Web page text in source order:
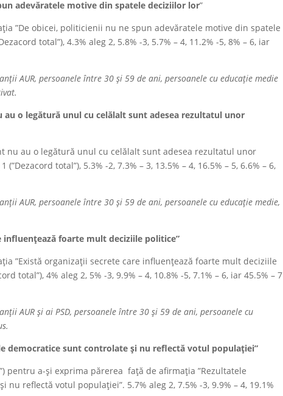
adevăratele motive din spatele deciziilor lor”
”De obicei, politicienii nu ne spun adevăratele motive din spatele
total”), 4.3% aleg 2, 5.8% -3, 5.7% – 4, 11.2% -5, 8% – 6, iar
AUR, persoanele între 30 și 59 de ani, persoanele cu educație medie
au o legătură unul cu celălalt sunt adesea rezultatul unor
nu au o legătură unul cu celălalt sunt adesea rezultatul unor
total”), 5.3% -2, 7.3% – 3, 13.5% – 4, 16.5% – 5, 6.6% – 6,
AUR, persoanele între 30 și 59 de ani, persoanele cu educație medie,
influențează foarte mult deciziile politice”
”Există organizații secrete care influențează foarte mult deciziile
total”), 4% aleg 2, 5% -3, 9.9% – 4, 10.8% -5, 7.1% – 6, iar 45.5% – 7
AUR și ai PSD, persoanele între 30 și 59 de ani, persoanele cu
democratice sunt controlate și nu reflectă votul populației”
pentru a-și exprima părerea față de afirmația ”Rezultatele
reflectă votul populației”. 5.7% aleg 2, 7.5% -3, 9.9% – 4, 19.1%